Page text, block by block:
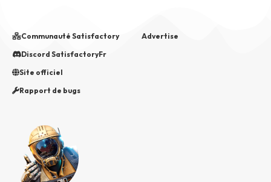
Communauté Satisfactory
Discord SatisfactoryFr
Site officiel
Rapport de bugs
Advertise